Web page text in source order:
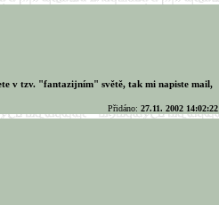
v tzv. "fantazijním" světě, tak mi napiste mail,
Přidáno: 27.11. 2002 14:02:22